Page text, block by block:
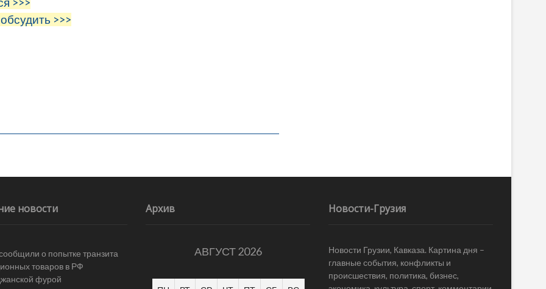
>>>
новости
о попытке транзита
товаров в РФ
фурой
Архив
АВГУСТ 2026
Новости-Грузия
Новости Грузии, Кавказа. Картина дня –
главные события, конфликты и
происшествия, политика, бизнес,